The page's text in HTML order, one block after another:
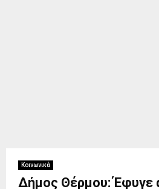
Κοινωνικά
Δήμος Θέρμου: Έφυγε